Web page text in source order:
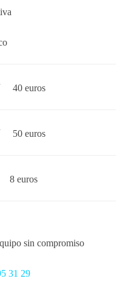
40 euros
50 euros
8 euros
sin compromiso
31 29